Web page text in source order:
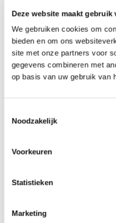
Deze website maakt gebruik
We gebruiken cookies om
bieden en om ons
site met onze partners voor
gegevens combineren met
op basis van uw gebruik van
Noodzakelijk
Voorkeuren
Statistieken
Marketing
0producten
Spoorverbreders
0producten
Wielmoeren
0producten
Draadeinden
0 producten
0producten